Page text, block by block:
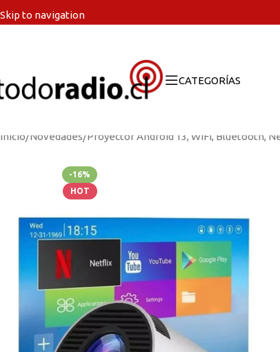
Skip to navigation
CATEGORÍAS
Inicio Novedades Proyector Android 13, WIFI, Bluetooth,
-16%
HOT